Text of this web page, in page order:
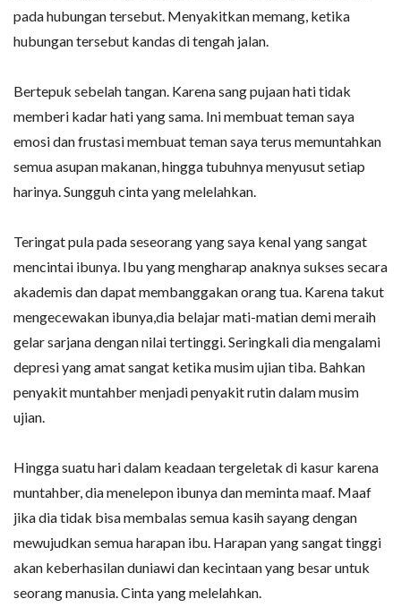
pada hubungan tersebut. Menyakitkan memang, ketika
hubungan tersebut kandas di tengah jalan.
Bertepuk sebelah tangan. Karena sang pujaan hati tidak
memberi kadar hati yang sama. Ini membuat teman saya
emosi dan frustasi membuat teman saya terus memuntahkan
semua asupan makanan, hingga tubuhnya menyusut setiap
harinya. Sungguh cinta yang melelahkan.
Teringat pula pada seseorang yang saya kenal yang sangat
mencintai ibunya. Ibu yang mengharap anaknya sukses secara
akademis dan dapat membanggakan orang tua. Karena takut
mengecewakan ibunya,dia belajar mati-matian demi meraih
gelar sarjana dengan nilai tertinggi. Seringkali dia mengalami
depresi yang amat sangat ketika musim ujian tiba. Bahkan
penyakit muntahber menjadi penyakit rutin dalam musim
ujian.
Hingga suatu hari dalam keadaan tergeletak di kasur karena
muntahber, dia menelepon ibunya dan meminta maaf. Maaf
jika dia tidak bisa membalas semua kasih sayang dengan
mewujudkan semua harapan ibu. Harapan yang sangat tinggi
akan keberhasilan duniawi dan kecintaan yang besar untuk
seorang manusia. Cinta yang melelahkan.